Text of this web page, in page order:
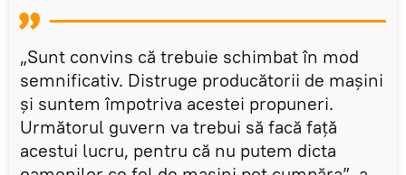
„Sunt convins că trebuie schimbat în mod
semnificativ. Distruge producătorii de mașini
și suntem împotriva acestei propuneri.
Următorul guvern va trebui să facă față
acestui lucru, pentru că nu putem dicta